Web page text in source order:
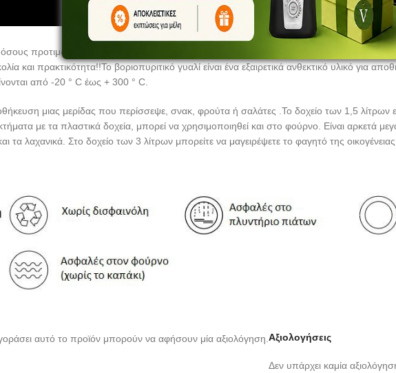
όσους προτιμούν τα φυσικά υλικά και επιπλέον θέλουν να χρησιμοποιήσουν το ίδιο
και πρακτικότητα!!Το βοριοπυριτικό γυαλί είναι ένα εξαιρετικά ανθεκτικό υλικό για
από -20 ° C έως + 300 ° C.
μιας μερίδας που περίσσεψε, σνακ, φρούτα ή σαλάτες .Το δοχείο των 1,5
με τα πλαστικά δοχεία, μπορεί να χρησιμοποιηθεί και στο φούρνο. Είναι αρκετά
τα λαχανικά. Στο δοχείο των 3 λίτρων μπορείτε να μαγειρέψετε το φαγητό της
Αξιολογήσεις
Δεν υπάρχει καμία
αυτό το προϊόν μπορούν να αφήσουν μία αξιολόγηση.